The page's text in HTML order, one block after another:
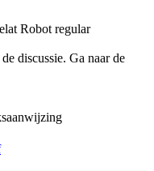
Robot regular
discussie. Ga naar de